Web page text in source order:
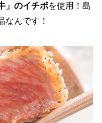
」のイチボを使用！島
なんです！